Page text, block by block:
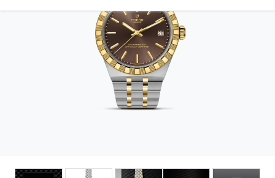
CONTATTI